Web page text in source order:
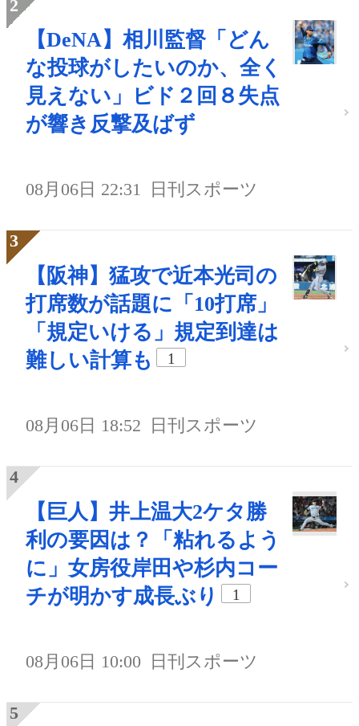
【DeNA】相川監督「どん
な投球がしたいのか、全く
見えない」ビド２回８失点
が響き反撃及ばず
08月06日 22:31 日刊スポーツ
【阪神】猛攻で近本光司の
打席数が話題に「10打席」
「規定いける」規定到達は
難しい計算も
1
08月06日 18:52 日刊スポーツ
【巨人】井上温大2ケタ勝
利の要因は？「粘れるよう
に」女房役岸田や杉内コー
チが明かす成長ぶり
1
08月06日 10:00 日刊スポーツ